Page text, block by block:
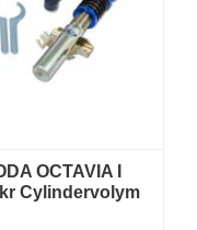
OCTAVIA I
Cylindervolym